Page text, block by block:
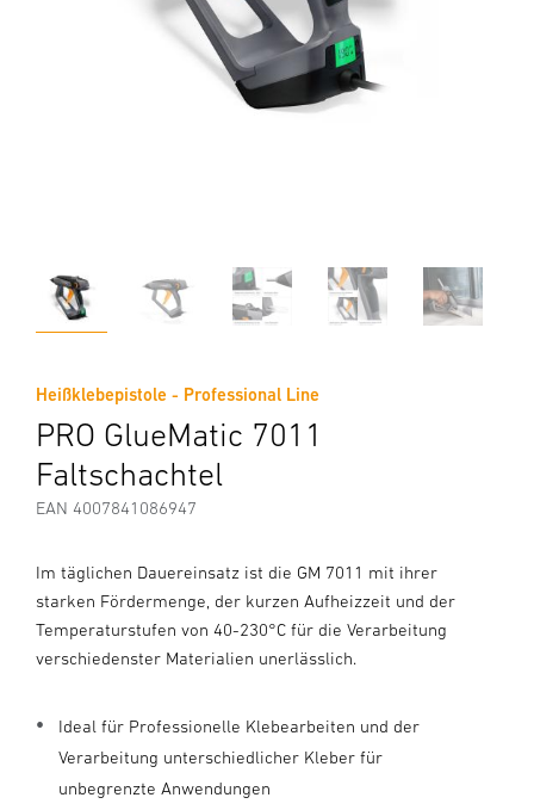
Heißklebepistole - Professional Line
PRO GlueMatic 7011
Faltschachtel
EAN 4007841086947
Im täglichen Dauereinsatz ist die GM 7011 mit ihrer
starken Fördermenge, der kurzen Aufheizzeit und der
Temperaturstufen von 40-230°C für die Verarbeitung
verschiedenster Materialien unerlässlich.
Ideal für Professionelle Klebearbeiten und der
Verarbeitung unterschiedlicher Kleber für
unbegrenzte Anwendungen